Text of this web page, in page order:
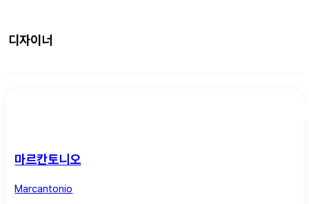
디자이너
마르칸토니오
Marcantonio